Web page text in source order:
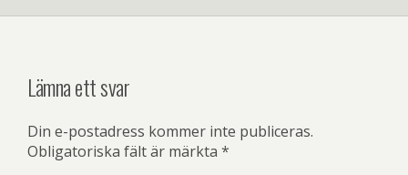
Lämna ett svar
Din e-postadress kommer inte publiceras.
Obligatoriska fält är märkta *